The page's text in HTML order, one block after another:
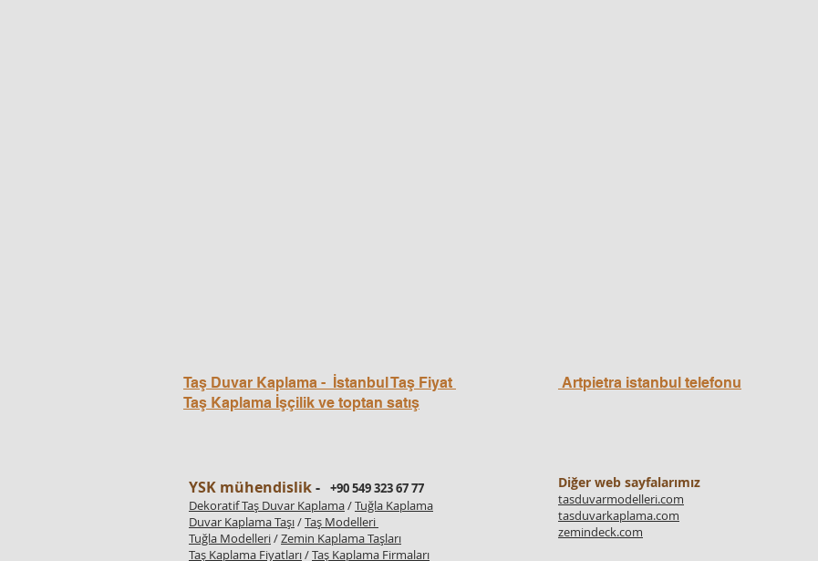
Taş Duvar Kaplama - İstanbul Taş Fiyat
Taş Kaplama İşçilik ve toptan satış
Artpietra istanbul telefonu
YSK mühendislik-
+90 549 323 67 77
Dekoratif Taş Duvar Kaplama/Tuğla Kaplama
Duvar Kaplama Taşı/Taş Modelleri
Tuğla Modelleri/Zemin Kaplama Taşları
Taş Kaplama Fiyatları/Taş Kaplama Firmaları
Diğer web sayfalarımız
tasduvarmodelleri.com
tasduvarkaplama.com
zemindeck.com